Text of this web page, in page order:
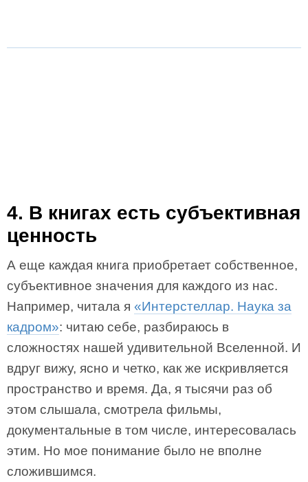
4. В книгах есть субъективная
ценность
А еще каждая книга приобретает собственное,
субъективное значения для каждого из нас.
Например, читала я «Интерстеллар. Наука за
кадром»: читаю себе, разбираюсь в
сложностях нашей удивительной Вселенной. И
вдруг вижу, ясно и четко, как же искривляется
пространство и время. Да, я тысячи раз об
этом слышала, смотрела фильмы,
документальные в том числе, интересовалась
этим. Но мое понимание было не вполне
сложившимся.